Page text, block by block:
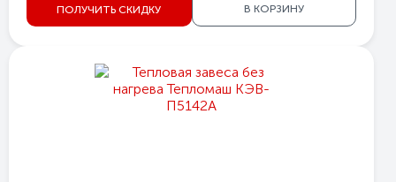
ПОЛУЧИТЬ СКИДКУ В КОРЗИНУ